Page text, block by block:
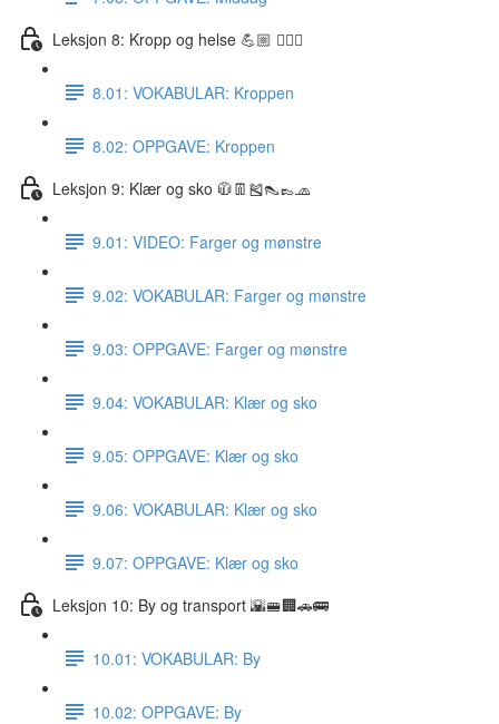
Leksjon 8: Kropp og helse 💪🏼 🏋🏽‍♀️
8.01: VOKABULAR: Kroppen
8.02: OPPGAVE: Kroppen
Leksjon 9: Klær og sko 🧥👖🎽👠👞🧢
9.01: VIDEO: Farger og mønstre
9.02: VOKABULAR: Farger og mønstre
9.03: OPPGAVE: Farger og mønstre
9.04: VOKABULAR: Klær og sko
9.05: OPPGAVE: Klær og sko
9.06: VOKABULAR: Klær og sko
9.07: OPPGAVE: Klær og sko
Leksjon 10: By og transport 🌇🚝🏢🚗🚌
10.01: VOKABULAR: By
10.02: OPPGAVE: By